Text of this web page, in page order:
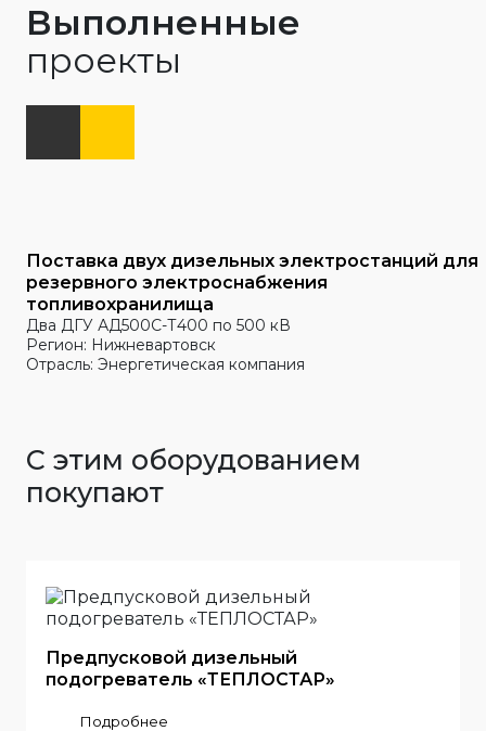
Выполненные
проекты
Поставка двух дизельных электростанций для
резервного электроснабжения
топливохранилища
Два ДГУ АД500С-Т400 по 500 кВ
Регион: Нижневартовск
Отрасль: Энергетическая компания
С этим оборудованием
покупают
Предпусковой дизельный
подогреватель «ТЕПЛОСТАР»
Подробнее